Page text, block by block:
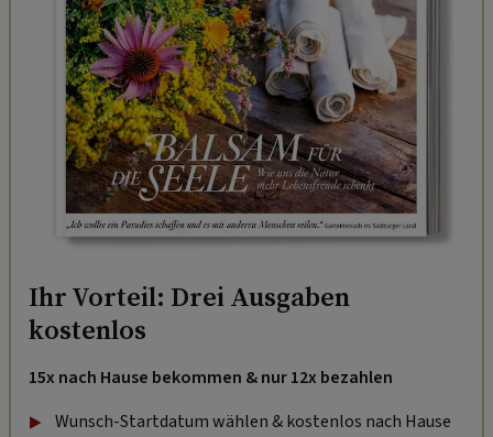
Ihr Vorteil: Drei Ausgaben
kostenlos
15x nach Hause bekommen & nur 12x bezahlen
Wunsch-Startdatum wählen & kostenlos nach Hause